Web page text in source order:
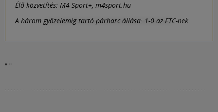
Élő közvetítés: M4 Sport+, m4sport.hu
A három győzelemig tartó párharc állása: 1-0 az FTC-nek
" "